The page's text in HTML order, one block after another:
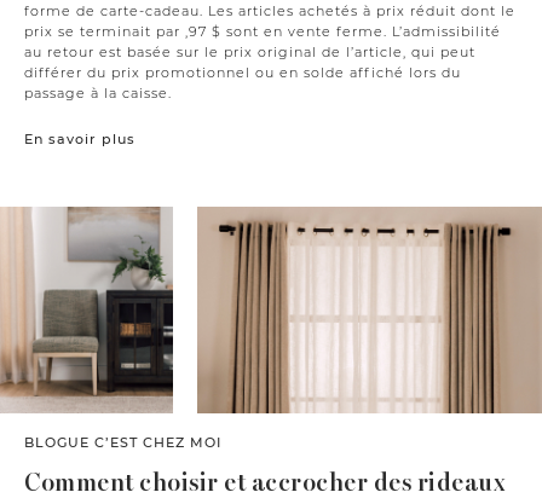
forme de carte-cadeau. Les articles achetés à prix réduit dont le
prix se terminait par ,97 $ sont en vente ferme. L’admissibilité
au retour est basée sur le prix original de l’article, qui peut
différer du prix promotionnel ou en solde affiché lors du
passage à la caisse.
En savoir plus
BLOGUE C’EST CHEZ MOI
Comment choisir et accrocher des rideaux